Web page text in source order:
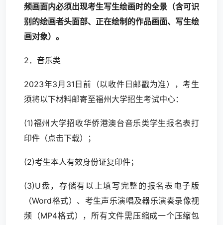
频画面内必须出现考生写生绘画时的全景（含可识
别的绘画者头面部、正在绘制的作品画面、写生绘
画对象）。
2．音乐类
2023年3月31日前（以收件日邮戳为准），考生
须将以下材料邮寄至福州大学招生考试中心：
(1)福州大学招收华侨港澳台音乐类学生报名表打
印件（点击下载）；
(2)考生本人有效身份证复印件；
(3)U盘，存储有以上填写完整的报名表电子版
（Word格式）、考生声乐演唱及器乐演奏录像视
频（MP4格式），所有文件需压缩成一个压缩包